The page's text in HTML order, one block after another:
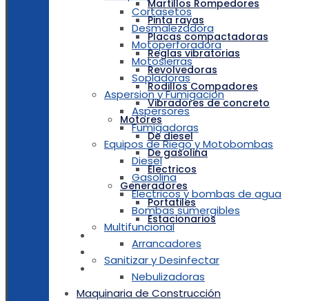
Martillos Rompedores
Pinta rayas
Placas compactadoras
Reglas vibratorias
Revolvedoras
Rodillos Compadores
Vibradores de concreto
Motores
De diesel
De gasolina
Electricos
Generadores
Portatiles
Estacionarios
MOTORES MARINOS
GARANTIAS
NOSOTROS
Cortasetos
Desmalezadora
Motoperforadora
Motosierras
Sopladoras
Aspersion y Fumigacion
Aspersores
Fumigadoras
Equipos de Riego y Motobombas
Diesel
Gasolina
Electricos y bombas de agua
Bombas sumergibles
Multifuncional
Arrancadores
Sanitizar y Desinfectar
Nebulizadoras
Maquinaria de Construcción